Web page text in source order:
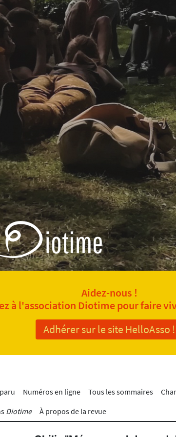
Aidez-nous !
à l'association Diotime pour faire
Adhérer sur le site HelloAsso !
Numéros en ligne Tous les sommaires
Diotime À propos de la revue